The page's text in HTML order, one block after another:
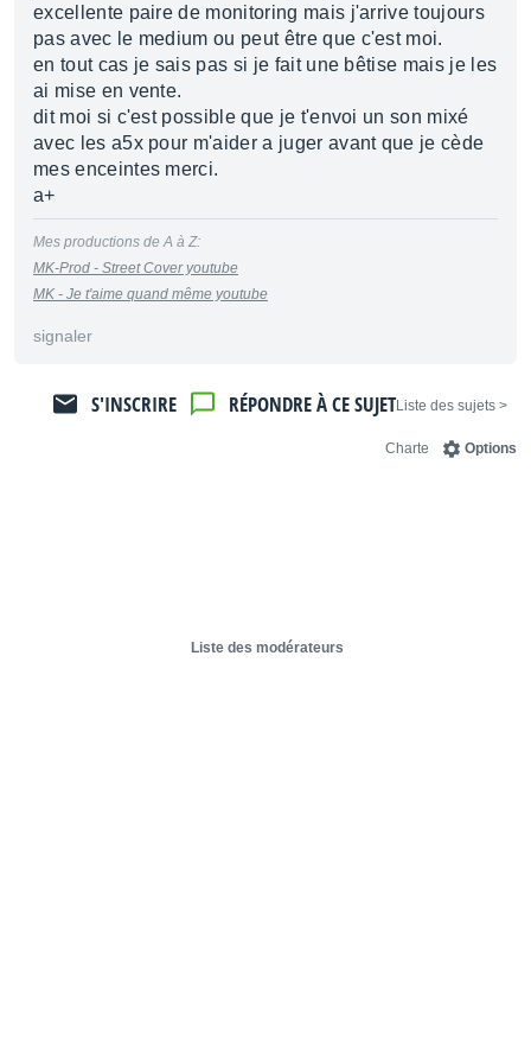
excellente paire de monitoring mais j'arrive toujours
pas avec le medium ou peut être que c'est moi.
en tout cas je sais pas si je fait une bêtise mais je les
ai mise en vente.
dit moi si c'est possible que je t'envoi un son mixé
avec les a5x pour m'aider a juger avant que je cède
mes enceintes merci.
a+
Mes productions de A à Z:
MK-Prod - Street Cover youtube
MK - Je t'aime quand même youtube
signaler
< Liste des sujets
RÉPONDRE À CE SUJET
S'INSCRIRE
Options
Charte
Liste des modérateurs